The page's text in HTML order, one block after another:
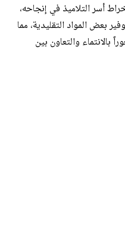
أسر التلاميذ في إنجاحه،
بعض المواد التقليدية، مما
والتعاون بين